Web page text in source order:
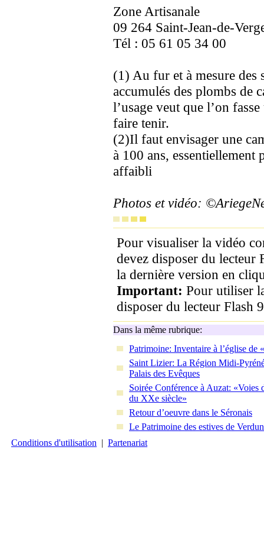
Zone Artisanale
09 264 Saint-Jean-de-
Tél : 05 61 05 34 00
(1) Au fur et à mesure des
accumulés des plombs de
l’usage veut que l’on
faire tenir.
(2)Il faut envisager une
à 100 ans, essentiellement
affaibli
Photos et vidéo:
Pour visualiser la vidéo
devez disposer du lecteur
la dernière version en
Important: Pour utiliser
disposer du lecteur Flash
Dans la même rubrique:
Patrimoine: Inventaire à l’église de
Saint Lizier: La Région Midi-
Palais des Evêques
Soirée Conférence à Auzat:
du XXe siècle»
Retour d’oeuvre dans le Séronais
Le Patrimoine des estives de Verdun
Conditions d'utilisation | Partenariat